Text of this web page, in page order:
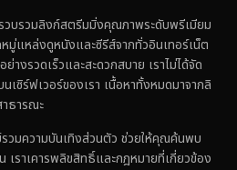
บรวมลิงก์สตรีมมิ่งคุณภาพระดับพรีเมียม
มู่แหล่งดูหนังและซีรีส์จากทั่วอินเทอร์เน็ต
างรวดเร็วและสะดวกสบาย เราไม่ได้จัด
เซิร์ฟเวอร์ของเรา เนื้อหาทั้งหมดมาจากลิ
ธารณะ
วมความบันเทิงส่วนตัว ช่วยให้คุณค้นพบ
เราเคารพลิขสิทธิ์และกฎหมายที่เกี่ยวข้อง